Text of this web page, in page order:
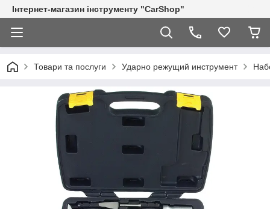
Інтернет-магазин інструменту "CarShop"
Товари та послуги Ударно режущий инструмент